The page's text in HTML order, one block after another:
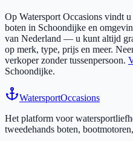
Op Watersport Occasions vindt
boten in Schoondijke en
van Nederland — u kunt altijd
op merk, type, prijs en meer.
verkoper zonder tussenpersoon.
Schoondijke.
WatersportOccasions
Het platform voor
tweedehands boten,